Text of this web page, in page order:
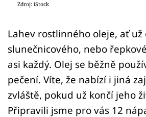
Zdroj: iStock
Lahev rostlinného oleje, ať už
slunečnicového, nebo
asi každý. Olej se běžně
pečení. Víte, že nabízí i jiná
zvláště, pokud už končí jeho
Připravili jsme pro vás 12